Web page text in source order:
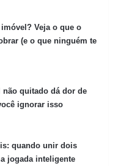
Veja o que o
(e o que ninguém te
não quitado dá dor de
ignorar isso
quando unir dois
jogada inteligente